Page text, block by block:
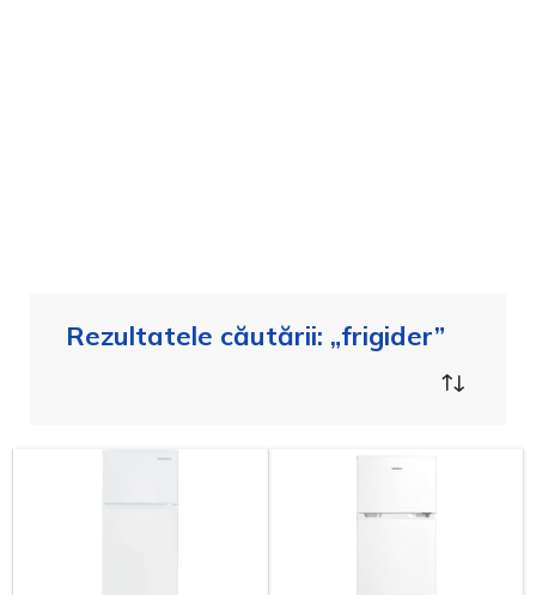
Rezultatele căutării: „frigider”